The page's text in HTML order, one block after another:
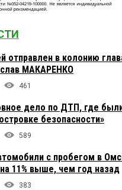
отправлен в колонию
МАКАРЕНКО
461
дело по ДТП, где
безопасности»
589
с пробегом в
11% выше, чем год назад
383